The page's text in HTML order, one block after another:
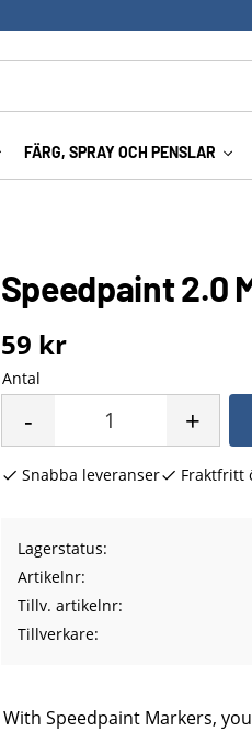
FÄRG, SPRAY OCH PENSLAR
Speedpaint 2.0
59 kr
Antal
+
-
Snabba leveranser Fraktfritt
Lagerstatus
Artikelnr
Tillv. artikelnr
Tillverkare
With Speedpaint Markers,